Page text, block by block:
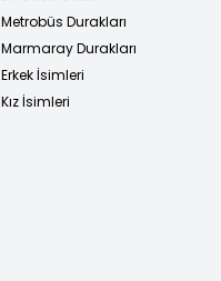
Metrobüs Durakları
Marmaray Durakları
Erkek İsimleri
Kız İsimleri